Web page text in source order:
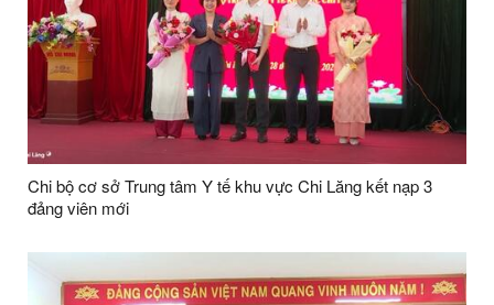
Chi bộ cơ sở Trung tâm Y tế khu vực Chi Lăng kết nạp 3
đảng viên mới